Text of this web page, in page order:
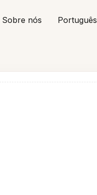
Sobre nós Português